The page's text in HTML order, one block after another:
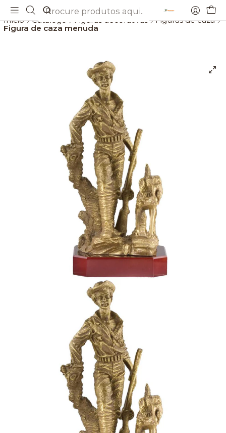
Início Catálogo
Figuras de caza
Figura de caza menuda